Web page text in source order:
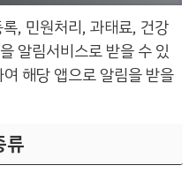
, 민원처리, 과태료, 건강
알림서비스로 받을 수 있
해당 앱으로 알림을 받을
류